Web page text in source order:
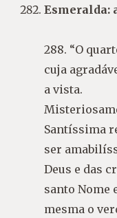
Esmeralda:
288. “O
cuja
a vista.
Santíssima
ser
Deus e das
santo Nome
mesma o